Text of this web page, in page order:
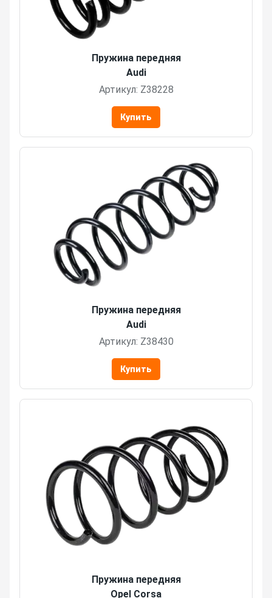
Пружина передняя
Audi
Артикул: Z38228
Купить
Пружина передняя
Audi
Артикул: Z38430
Купить
Пружина передняя
Opel Corsa